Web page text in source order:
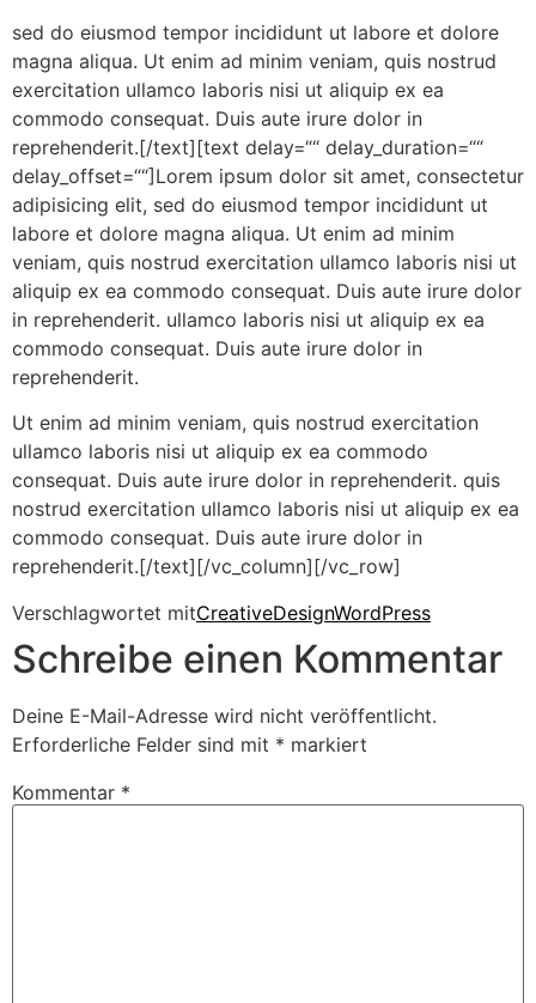
sed do eiusmod tempor incididunt ut labore et dolore
magna aliqua. Ut enim ad minim veniam, quis nostrud
exercitation ullamco laboris nisi ut aliquip ex ea
commodo consequat. Duis aute irure dolor in
reprehenderit.[/text][text delay=““ delay_duration=““
delay_offset=““]Lorem ipsum dolor sit amet, consectetur
adipisicing elit, sed do eiusmod tempor incididunt ut
labore et dolore magna aliqua. Ut enim ad minim
veniam, quis nostrud exercitation ullamco laboris nisi ut
aliquip ex ea commodo consequat. Duis aute irure dolor
in reprehenderit. ullamco laboris nisi ut aliquip ex ea
commodo consequat. Duis aute irure dolor in
reprehenderit.
Ut enim ad minim veniam, quis nostrud exercitation
ullamco laboris nisi ut aliquip ex ea commodo
consequat. Duis aute irure dolor in reprehenderit. quis
nostrud exercitation ullamco laboris nisi ut aliquip ex ea
commodo consequat. Duis aute irure dolor in
reprehenderit.[/text][/vc_column][/vc_row]
Verschlagwortet mitCreativeDesignWordPress
Schreibe einen Kommentar
Deine E-Mail-Adresse wird nicht veröffentlicht.
Erforderliche Felder sind mit * markiert
Kommentar *